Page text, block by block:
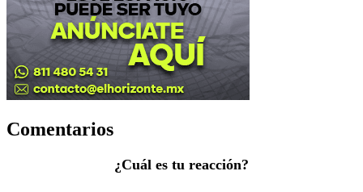
Comentarios